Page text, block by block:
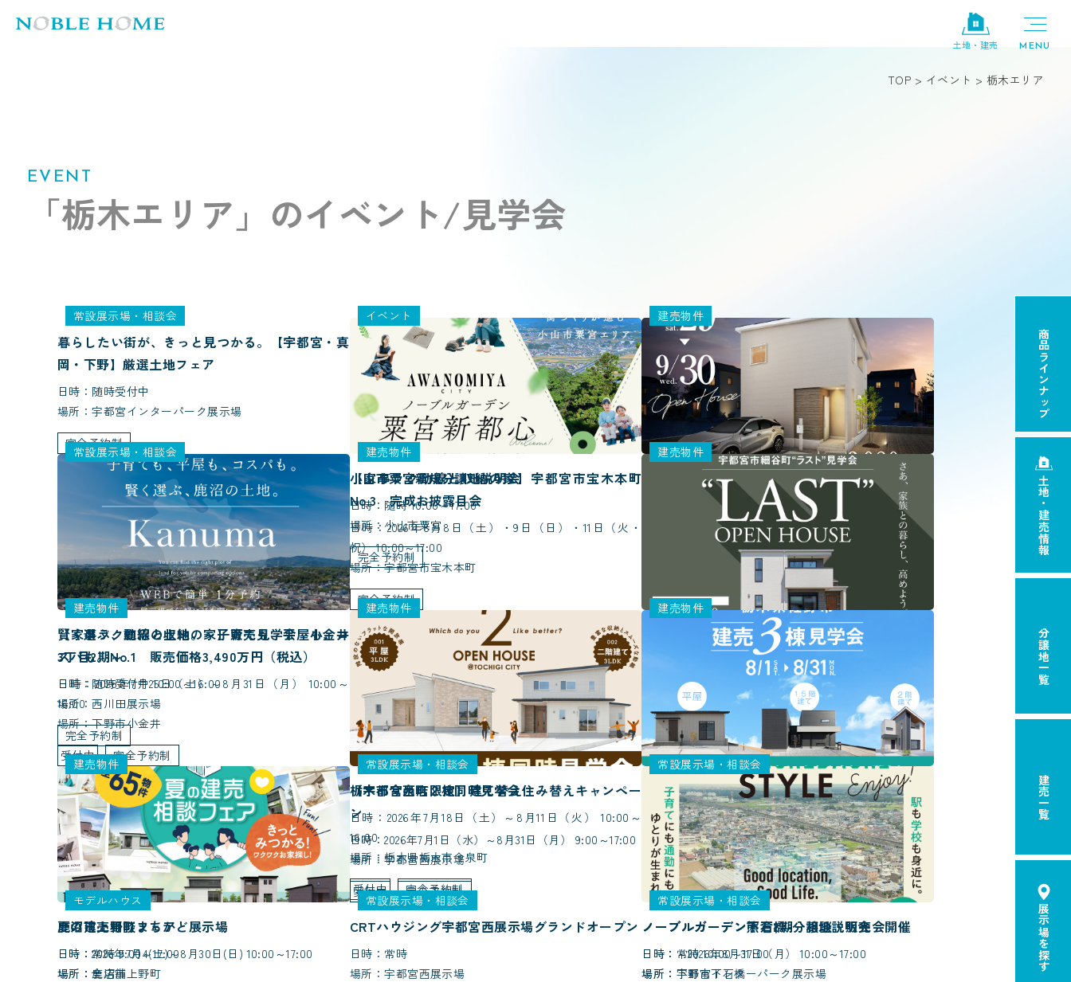
土地・建売
TOP > イベント > 栃木エリア
EVENT
「栃木エリア」のイベント/見学会
常設展示場・相談会
暮らしたい街が、きっと見つかる。【宇都宮・真
岡・下野】厳選土地フェア
日時：随時受付中
場所：宇都宮インターパーク展示場
完全予約制
イベント
小山市粟宮新規分譲地説明会
日時：随時 10:00～17:00
場所：小山市粟宮
完全予約制
建売物件
【小山市】間々田駅東２期 建売完成見学会
日時：2026年8月29日(土)～９月30日(水) 10:00～16:00
場所：栃木市小山市
完全予約制
常設展示場・相談会
賢く選ぶ、鹿沼の土地。～子育ても、平屋も、コ
スパも。～
日時：随時受付中 10:00～16:00
場所：西川田展示場
完全予約制
建売物件
【家事ラク動線と収納の家】宇都宮市宝木本町
No.3 完成お披露目会
日時：2026年8月8日（土）・9日（日）・11日（火・
祝） 10:00～17:00
場所：宇都宮市宝木本町
完全予約制
建売物件
【完全予約制】宇都宮市細谷町ラスト見学会
日時：2026年7月25日(土)～8月30日(日) 10：00～17：00
場所：宇都宮市細谷町
受付中
完全予約制
建売物件
【家事ラク動線と収納の家】販売見学会 小金井
3丁目2期No.1 販売価格3,490万円（税込）
日時：2026年7月25日（土）～8月31日（月） 10:00～
16:00
場所：下野市小金井
受付中
完全予約制
建売物件
栃木市今泉町２棟同時見学会
日時：2026年7月18日（土）～8月11日（火） 10:00～
16:00
場所：栃木県栃木市今泉町
受付中
完全予約制
建売物件
佐野市3棟同時見学会
日時：2026年8月1日(土)～8月31日(月) 10:00～16:00
場所： 栃木県佐野市
受付中
完全予約制
建売物件
夏の建売相談フェア
日時：2026年7月4(土)～8月30日(日) 10:00～17:00
場所：全店舗
常設展示場・相談会
【宇都宮西店限定】建て替え住み替えキャンペー
ン
日時：2026年7月1日（水）～8月31日（月） 9:00～17:00
場所：宇都宮西展示場
受付中
完全予約制
常設展示場・相談会
ノーブルガーデン下石橋-分譲地説明会
日時：常時 10:00～17:00
場所：下野市下石橋
モデルハウス
鹿沼市上野町まちかど展示場
日時：常時 9:00～17:00
場所：鹿沼市上野町
常設展示場・相談会
CRTハウジング宇都宮西展示場グランドオープン
日時：常時
場所：宇都宮西展示場
常設展示場・相談会
ノーブルガーデン熊倉2期 相談・販売会開催
日時：～2026年8月31日（月） 10:00～17:00
場所：宇都宮インターパーク展示場
商品ラインナップ
土地・建売情報
分譲地一覧
建売一覧
展示場を探す